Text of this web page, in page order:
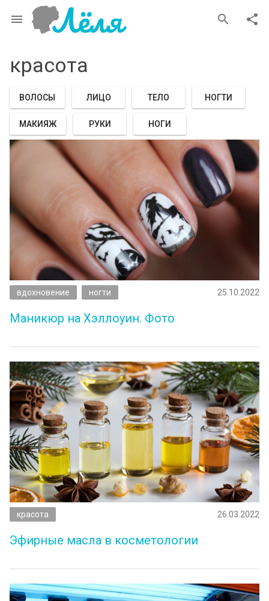
menu share
search
красота
ВОЛОСЫ ЛИЦО ТЕЛО НОГТИ
МАКИЯЖ РУКИ НОГИ
вдохновение ногти 25.10.2022
Маникюр на Хэллоуин. Фото
красота 26.03.2022
Эфирные масла в косметологии